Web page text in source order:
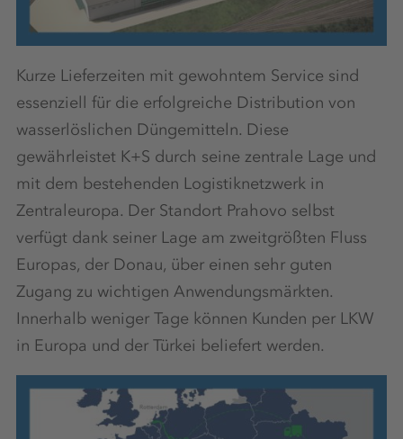
Kurze Lieferzeiten mit gewohntem Service sind
essenziell für die erfolgreiche Distribution von
wasserlöslichen Düngemitteln. Diese
gewährleistet K+S durch seine zentrale Lage und
mit dem bestehenden Logistiknetzwerk in
Zentraleuropa. Der Standort Prahovo selbst
verfügt dank seiner Lage am zweitgrößten Fluss
Europas, der Donau, über einen sehr guten
Zugang zu wichtigen Anwendungsmärkten.
Innerhalb weniger Tage können Kunden per LKW
in Europa und der Türkei beliefert werden.